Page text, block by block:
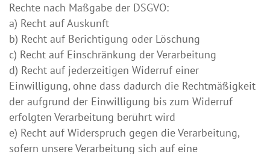
Rechte nach Maßgabe der DSGVO:
a) Recht auf Auskunft
b) Recht auf Berichtigung oder Löschung
c) Recht auf Einschränkung der Verarbeitung
d) Recht auf jederzeitigen Widerruf einer
Einwilligung, ohne dass dadurch die Rechtmäßigkeit
der aufgrund der Einwilligung bis zum Widerruf
erfolgten Verarbeitung berührt wird
e) Recht auf Widerspruch gegen die Verarbeitung,
sofern unsere Verarbeitung sich auf eine